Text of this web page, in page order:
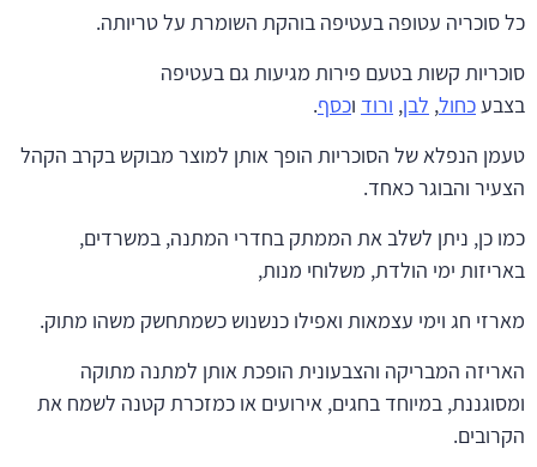
כל סוכריה עטופה בעטיפה בוהקת השומרת על טריותה.
סוכריות קשות בטעם פירות מגיעות גם בעטיפה
בצבעכחול, לבן, ורוד וכסף.
טעמן הנפלא של הסוכריות הופך אותן למוצר מבוקש בקרב הקהל
הצעיר והבוגר כאחד.
כמו כן, ניתן לשלב את הממתק בחדרי המתנה, במשרדים,
באריזות ימי הולדת, משלוחי מנות,
מארזי חג וימי עצמאות ואפילו כנשנוש כשמתחשק משהו מתוק.
האריזה המבריקה והצבעונית הופכת אותן למתנה מתוקה
ומסוגננת, במיוחד בחגים, אירועים או כמזכרת קטנה לשמח את
הקרובים.